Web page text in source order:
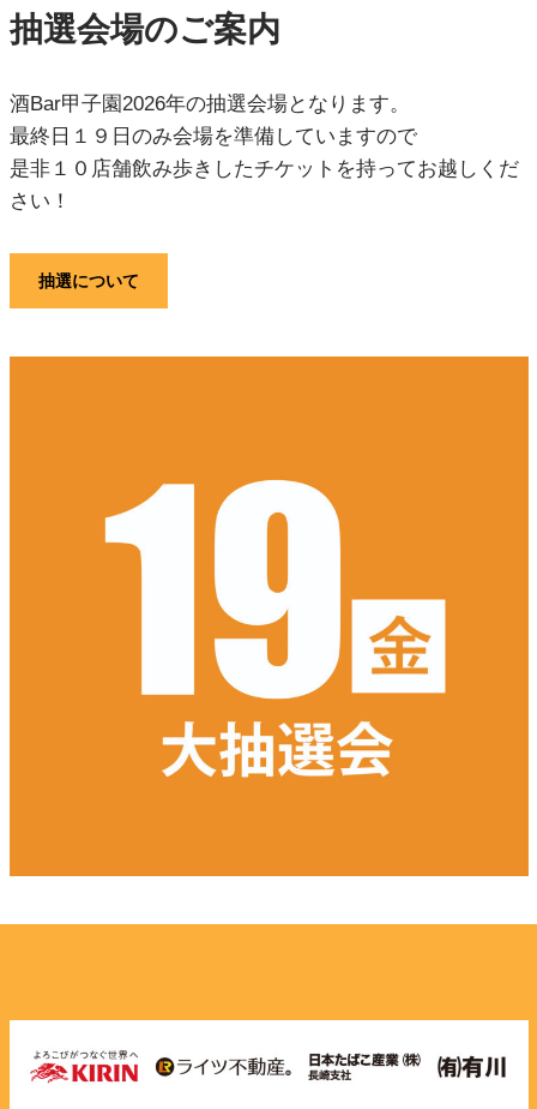
抽選会場のご案内
酒Bar甲子園2026年の抽選会場となります。
最終日１９日のみ会場を準備していますので
是非１０店舗飲み歩きしたチケットを持ってお越しくだ
さい！
抽選について